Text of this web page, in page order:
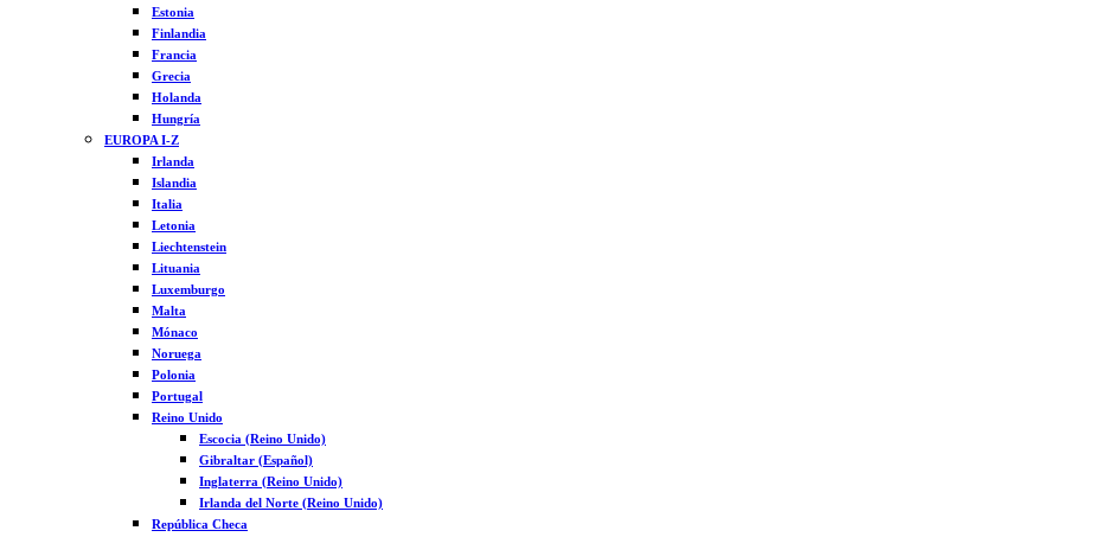
Estonia
Finlandia
Francia
Grecia
Holanda
Hungría
EUROPA I-Z
Irlanda
Islandia
Italia
Letonia
Liechtenstein
Lituania
Luxemburgo
Malta
Mónaco
Noruega
Polonia
Portugal
Reino Unido
Escocia (Reino Unido)
Gibraltar (Español)
Inglaterra (Reino Unido)
Irlanda del Norte (Reino Unido)
República Checa